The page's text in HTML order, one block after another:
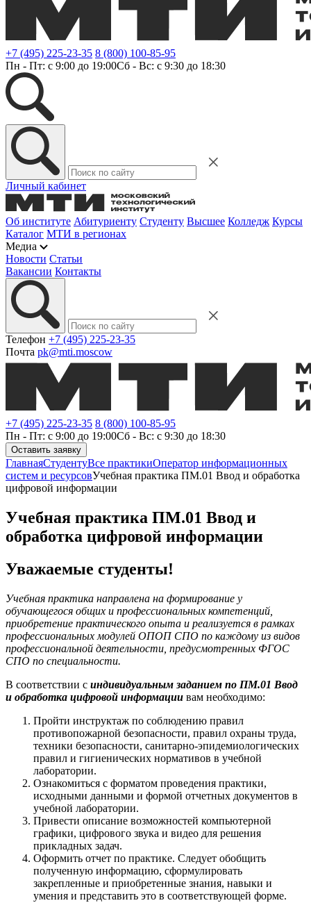
+7 (495) 225-23-35 8 (800) 100-85-95
Пн - Пт: с 9:00 до 19:00Сб - Вс: с 9:30 до 18:30
Личный кабинет
Об институте Абитуриенту Студенту Высшее Колледж Курсы
Каталог МТИ в регионах
Медиа
Новости Статьи
Вакансии Контакты
Телефон +7 (495) 225-23-35
Почта pk@mti.moscow
+7 (495) 225-23-35 8 (800) 100-85-95
Пн - Пт: с 9:00 до 19:00Сб - Вс: с 9:30 до 18:30
Оставить заявку
ГлавнаяСтудентуВсе практикиОператор информационных
систем и ресурсовУчебная практика ПМ.01 Ввод и обработка
цифровой информации
Учебная практика ПМ.01 Ввод и
обработка цифровой информации
Уважаемые студенты!
Учебная практика направлена на формирование у
обучающегося общих и профессиональных компетенций,
приобретение практического опыта и реализуется в рамках
профессиональных модулей ОПОП СПО по каждому из видов
профессиональной деятельности, предусмотренных ФГОС
СПО по специальности.
В соответствии с индивидуальным заданием по ПМ.01 Ввод
и обработка цифровой информации вам необходимо:
Пройти инструктаж по соблюдению правил
противопожарной безопасности, правил охраны труда,
техники безопасности, санитарно-эпидемиологических
правил и гигиенических нормативов в учебной
лаборатории.
Ознакомиться с форматом проведения практики,
исходными данными и формой отчетных документов в
учебной лаборатории.
Привести описание возможностей компьютерной
графики, цифрового звука и видео для решения
прикладных задач.
Оформить отчет по практике. Следует обобщить
полученную информацию, сформулировать
закрепленные и приобретенные знания, навыки и
умения и представить это в соответствующей форме.